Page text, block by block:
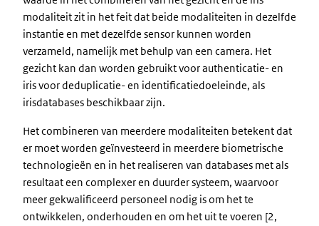
modaliteit zit in het feit dat beide modaliteiten in dezelfde
instantie en met dezelfde sensor kunnen worden
verzameld, namelijk met behulp van een camera. Het
gezicht kan dan worden gebruikt voor authenticatie- en
iris voor deduplicatie- en identificatiedoeleinde, als
irisdatabases beschikbaar zijn.
Het combineren van meerdere modaliteiten betekent dat
er moet worden geïnvesteerd in meerdere biometrische
technologieën en in het realiseren van databases met als
resultaat een complexer en duurder systeem, waarvoor
meer gekwalificeerd personeel nodig is om het te
ontwikkelen, onderhouden en om het uit te voeren [2,